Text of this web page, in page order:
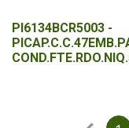
PI6134BCR5003 -